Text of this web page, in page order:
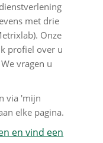
met drie
Onze
profiel over u
vragen u
via 'mijn
elke pagina.
en vind een